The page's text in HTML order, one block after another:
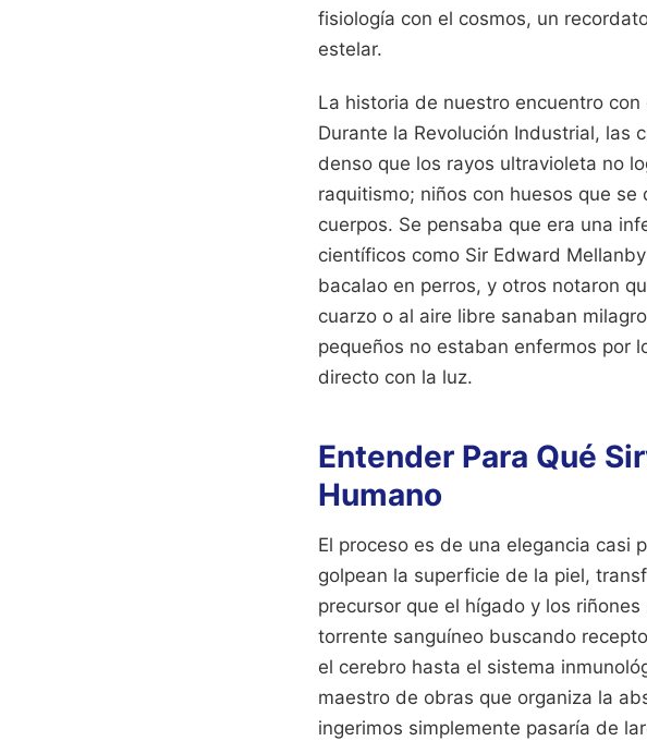
fisiología con el cosmos, un
estelar.
La historia de nuestro encuentro
Durante la Revolución Industrial, las
denso que los rayos ultravioleta no
raquitismo; niños con huesos que
cuerpos. Se pensaba que era una
científicos como Sir Edward
bacalao en perros, y otros notaron
cuarzo o al aire libre sanaban
pequeños no estaban enfermos por
directo con la luz.
Entender Para Qué
Humano
El proceso es de una elegancia casi
golpean la superficie de la piel,
precursor que el hígado y los
torrente sanguíneo buscando
el cerebro hasta el sistema
maestro de obras que organiza la
ingerimos simplemente pasaría de